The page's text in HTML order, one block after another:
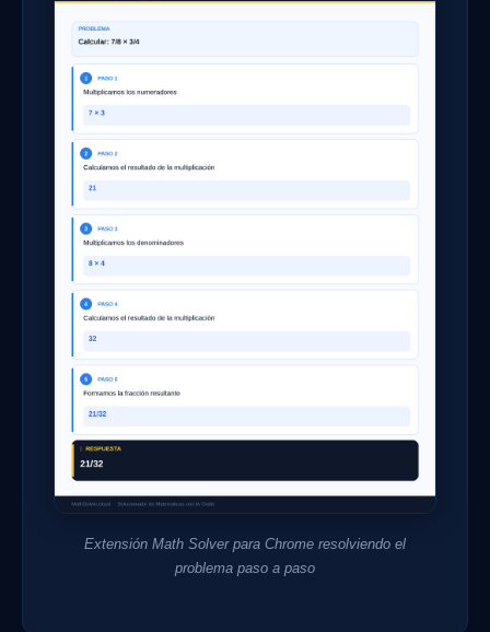
Extensión Math Solver para Chrome resolviendo el
problema paso a paso